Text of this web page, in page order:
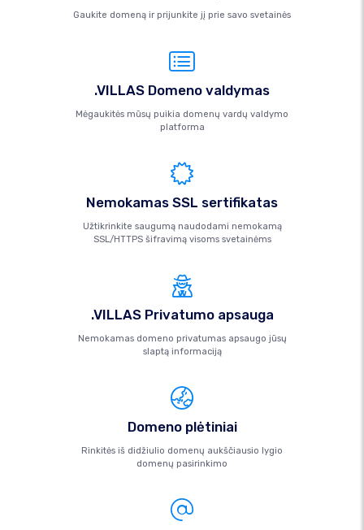
Gaukite domeną ir prijunkite jį prie savo svetainės
.VILLAS Domeno valdymas
Mėgaukitės mūsų puikia domenų vardų valdymo
platforma
Nemokamas SSL sertifikatas
Užtikrinkite saugumą naudodami nemokamą
SSL/HTTPS šifravimą visoms svetainėms
.VILLAS Privatumo apsauga
Nemokamas domeno privatumas apsaugo jūsų
slaptą informaciją
Domeno plėtiniai
Rinkitės iš didžiulio domenų aukščiausio lygio
domenų pasirinkimo